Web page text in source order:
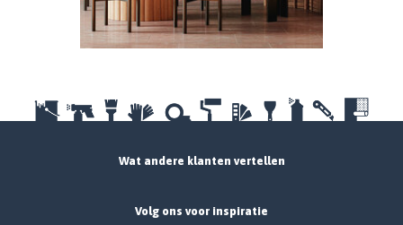
Wat andere klanten vertellen
Volg ons voor inspiratie